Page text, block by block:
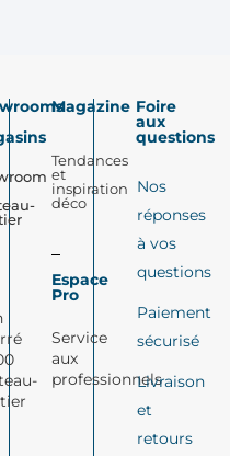
Magazine
Tendances
et
inspiration
déco
Espace
Pro
Service
aux
professionnels
Foire
aux
questions
Nos
réponses
à vos
questions
Paiement
sécurisé
Livraison
et
retours